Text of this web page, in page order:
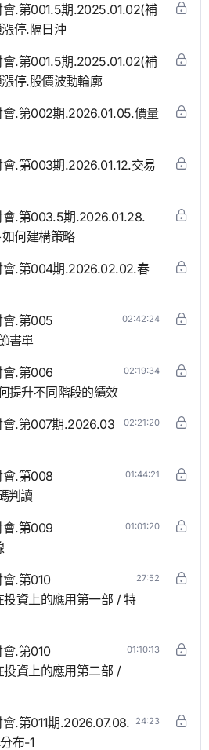
.第001.5期.2025.01.02(補
停.隔日沖
.第001.5期.2025.01.02(補
停.股價波動輪廓
.第002期.2026.01.05.價量
.第003期.2026.01.12.交易
.第003.5期.2026.01.28.
何建構策略
會.第004期.2026.02.02.春
會.第005
書單
02:42:24
會.第006
提升不同階段的績效
02:19:34
.第007期.2026.03
02:21:20
會.第008
判讀
01:44:21
會.第009
01:01:20
.第010
資上的應用第一部 / 特
27:52
.第010
資上的應用第二部 /
01:10:13
.第011期.2026.07.08.
布-1
24:23